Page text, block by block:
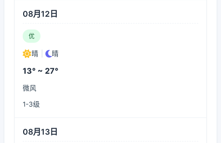
08月12日
优
晴 晴
13° ~ 27°
微风
1-3级
08月13日